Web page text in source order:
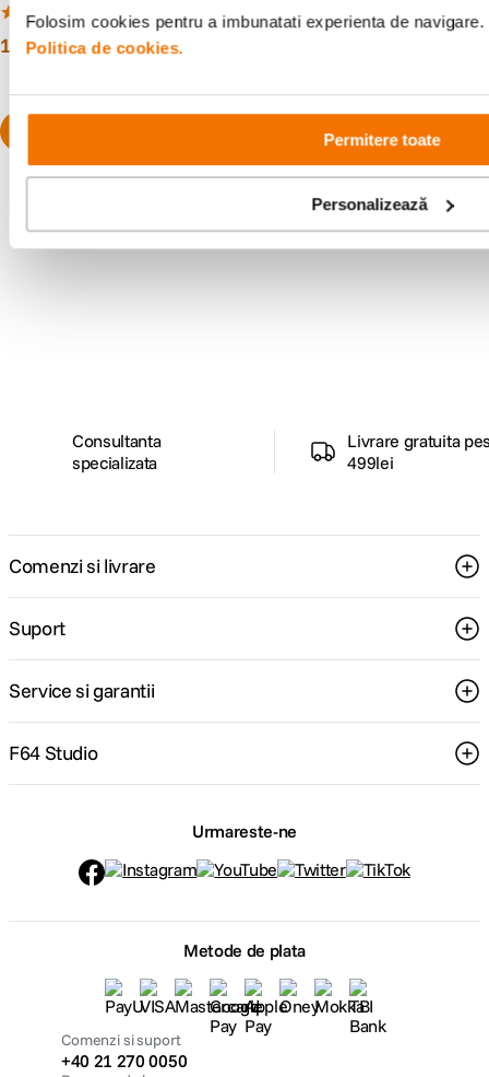
Folosim cookies pentru a imbunatati experienta de
Politica de cookies.
Permitere toate
Personalizează
10100 lei
(8)
Consultanta
specializata
Livrare gratuita
499lei
Comenzi si livrare
Suport
Service si garantii
F64 Studio
Urmareste-ne
Metode de plata
Comenzi si suport
+40 21 270 0050